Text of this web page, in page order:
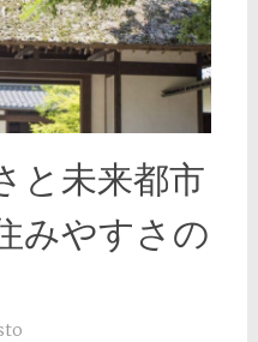
と未来都市
みやすさの